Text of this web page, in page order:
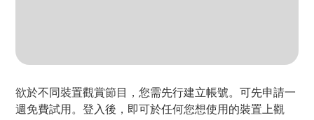
欲於不同裝置觀賞節目，您需先行建立帳號。可先申請一
週免費試用。登入後，即可於任何您想使用的裝置上觀